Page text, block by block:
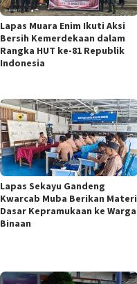
Lapas Muara Enim Ikuti Aksi
Bersih Kemerdekaan dalam
Rangka HUT ke-81 Republik
Indonesia
Lapas Sekayu Gandeng
Kwarcab Muba Berikan Materi
Dasar Kepramukaan ke Warga
Binaan